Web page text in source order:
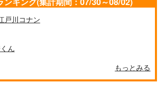
サンプル
作品詳細
サンプル
かもねぎ鍋
戸川コナン
ん
もっとみる